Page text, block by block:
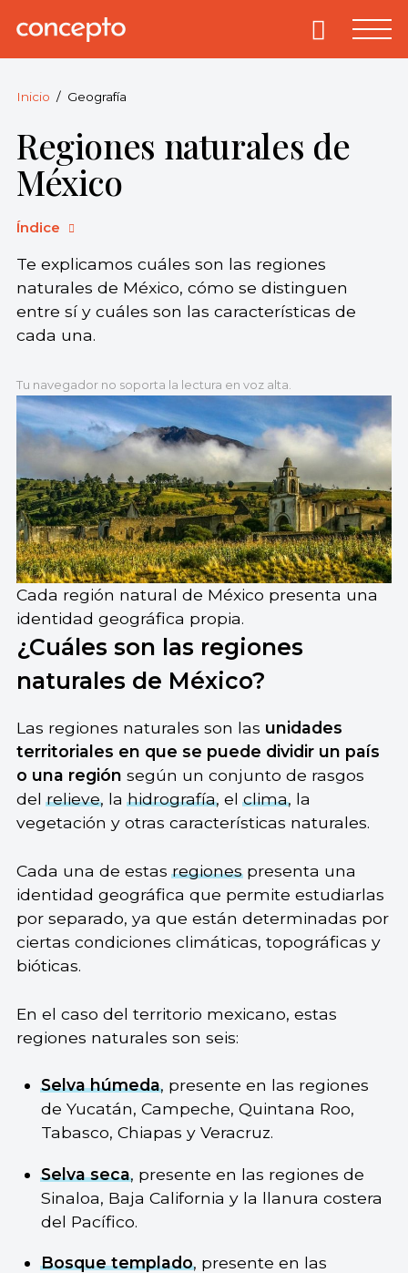
Concepto.
derechos
reservados.
Primary
Inicio Geografía
Regiones naturales de
México
Índice
Te explicamos cuáles son las regiones
naturales de México, cómo se distinguen
entre sí y cuáles son las características de
cada una.
Tu navegador no soporta la lectura en voz alta.
Cada región natural de México presenta una
identidad geográfica propia.
¿Cuáles son las regiones
naturales de México?
Las regiones naturales son las unidades
territoriales en que se puede dividir un país
o una región según un conjunto de rasgos
delrelieve, lahidrografía, elclima, la
vegetación y otras características naturales.
Cada una de estasregionespresenta una
identidad geográfica que permite estudiarlas
por separado, ya que están determinadas por
ciertas condiciones climáticas, topográficas y
bióticas.
En el caso del territorio mexicano, estas
regiones naturales son seis:
Selva húmeda, presente en las regiones
de Yucatán, Campeche, Quintana Roo,
Tabasco, Chiapas y Veracruz.
Selva seca, presente en las regiones de
Sinaloa, Baja California y la llanura costera
del Pacífico.
Bosque templado, presente en las